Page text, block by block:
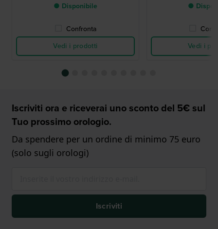
● Disponibile
Confronta
Vedi i prodotti
●
Vedi i
Iscriviti ora e riceverai uno sconto del 5€ sul
Tuo prossimo orologio.
Da spendere per un ordine di minimo 75 euro
(solo sugli orologi)
Iscriviti